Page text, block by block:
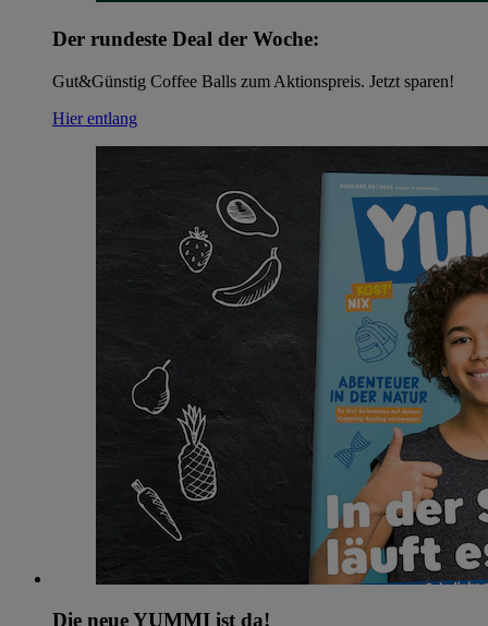
Der rundeste Deal der Woche:
Gut&Günstig Coffee Balls zum Aktionspreis. Jetzt sparen!
Hier entlang
Die neue YUMMI ist da!